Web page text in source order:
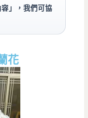
容」，我們可協
花